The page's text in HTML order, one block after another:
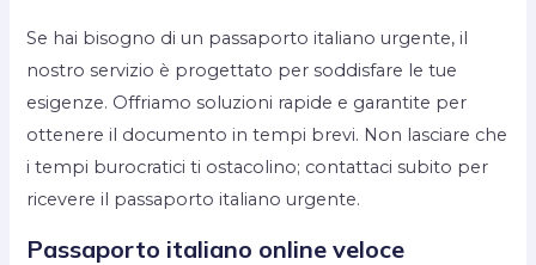
Se hai bisogno di un passaporto italiano urgente, il
nostro servizio è progettato per soddisfare le tue
esigenze. Offriamo soluzioni rapide e garantite per
ottenere il documento in tempi brevi. Non lasciare che
i tempi burocratici ti ostacolino; contattaci subito per
ricevere il passaporto italiano urgente.
Passaporto italiano online veloce